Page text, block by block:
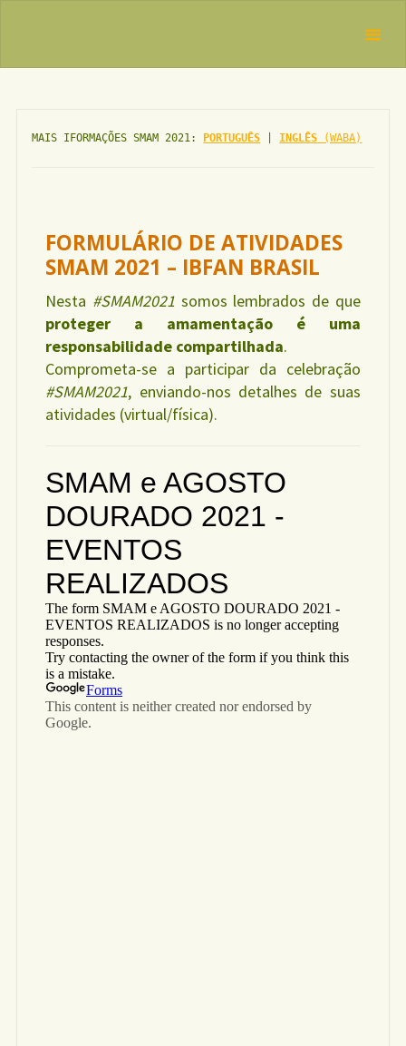
INTERNACIONAL
MAIS IFORMAÇÕES SMAM 2021: PORTUGUÊS INGLÊS (WABA)
FORMULÁRIO DE ATIVIDADES
SMAM 2021 – IBFAN BRASIL
Nesta #SMAM2021 somos lembrados de que
proteger a amamentação é uma
responsabilidade compartilhada.
Comprometa-se a participar da celebração
#SMAM2021, enviando-nos detalhes de suas
atividades (virtual/física).